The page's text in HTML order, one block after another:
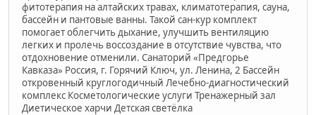
фитотерапия на алтайских травах, климатотерапия, сауна,
бассейн и пантовые ванны. Такой сан-кур комплект
помогает облегчить дыхание, улучшить вентиляцию
легких и пролечь воссоздание в отсутствие чувства, что
отдохновение отменили. Санаторий «Предгорье
Кавказа» Россия, г. Горячий Ключ, ул. Ленина, 2 Бассейн
откровенный круглогодичный Лечебно-диагностический
комплекс Косметологические услуги Тренажерный зал
Диетическое харчи Детская светёлка